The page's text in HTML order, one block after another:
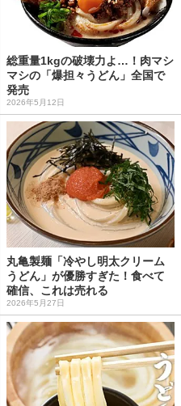
総重量1kgの破壊力よ…！肉マシ
マシの「爆担々うどん」全国で
発売
2026年5月12日
丸亀製麺「冷やし明太クリーム
うどん」が優勝すぎた！食べて
確信、これは売れる
2026年5月27日